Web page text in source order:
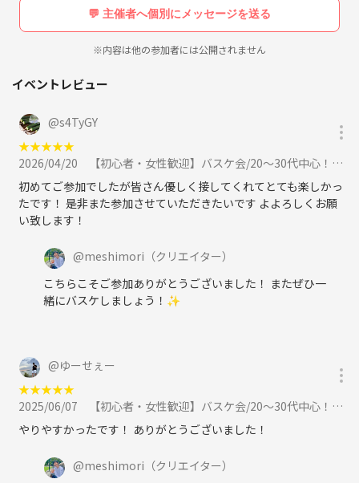
💬 主催者へ個別にメッセージを送る
※内容は他の参加者には公開されません
イベントレビュー
@s4TyGY
★★★★★
2026/04/20
【初心者・女性歓迎】バスケ会/20〜30代中心！未経験大歓迎！に参加
初めてご参加でしたが皆さん優しく接してくれてとても楽しかっ
たです！ 是非また参加させていただきたいです よよろしくお願
い致します！
@meshimori （クリエイター）
こちらこそご参加ありがとうございました！ またぜひ一
緒にバスケしましょう！✨
@ゆーせぇー
★★★★★
2025/06/07
【初心者・女性歓迎】バスケ会/20〜30代中心！未経験大歓迎！に参加
やりやすかったです！ ありがとうございました！
@meshimori （クリエイター）